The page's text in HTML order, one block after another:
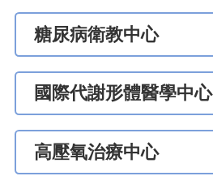
糖尿病衛教中心
國際代謝形體醫學中心
高壓氧治療中心